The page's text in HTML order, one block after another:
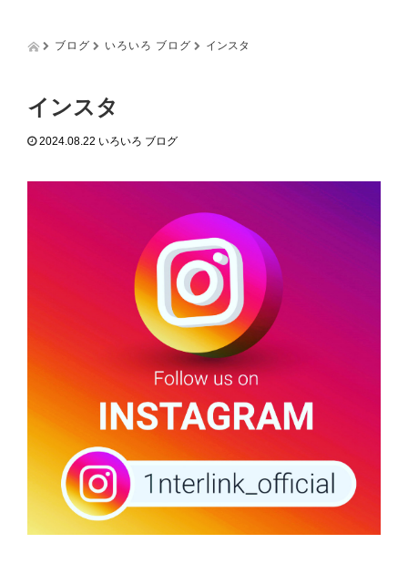
t
ブログ いろいろ ブログ インスタ
インスタ
2024.08.22 いろいろ ブログ